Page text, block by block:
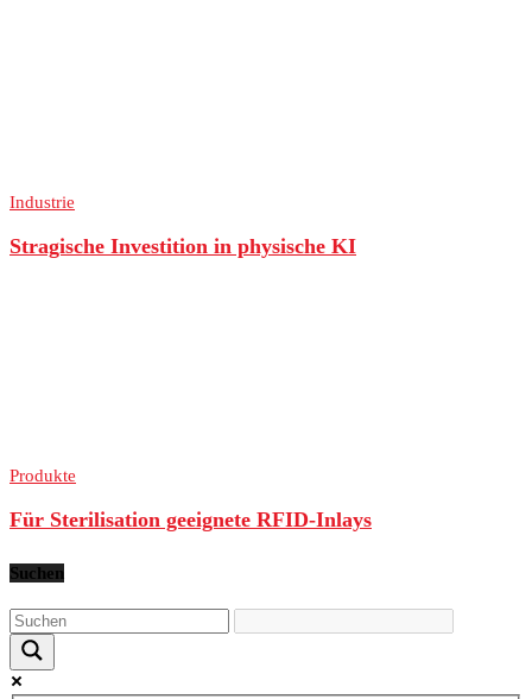
Industrie
Stragische Investition in physische KI
Produkte
Für Sterilisation geeignete RFID-Inlays
Suchen